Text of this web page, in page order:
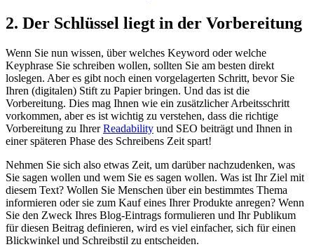
2. Der Schlüssel liegt in der Vorbereitung
Wenn Sie nun wissen, über welches Keyword oder welche
Keyphrase Sie schreiben wollen, sollten Sie am besten direkt
loslegen. Aber es gibt noch einen vorgelagerten Schritt, bevor Sie
Ihren (digitalen) Stift zu Papier bringen. Und das ist die
Vorbereitung. Dies mag Ihnen wie ein zusätzlicher Arbeitsschritt
vorkommen, aber es ist wichtig zu verstehen, dass die richtige
Vorbereitung zu IhrerReadability und SEO beiträgt und Ihnen in
einer späteren Phase des Schreibens Zeit spart!
Nehmen Sie sich also etwas Zeit, um darüber nachzudenken, was
Sie sagen wollen und wem Sie es sagen wollen. Was ist Ihr Ziel mit
diesem Text? Wollen Sie Menschen über ein bestimmtes Thema
informieren oder sie zum Kauf eines Ihrer Produkte anregen? Wenn
Sie den Zweck Ihres Blog-Eintrags formulieren und Ihr Publikum
für diesen Beitrag definieren, wird es viel einfacher, sich für einen
Blickwinkel und Schreibstil zu entscheiden.